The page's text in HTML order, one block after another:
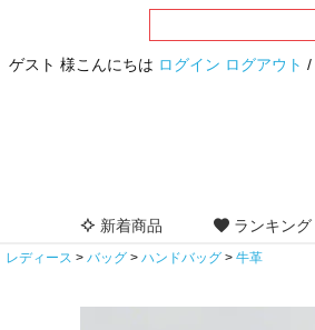
ゲスト 様こんにちは ログイン ログアウト /
新着商品 ランキング
レディース バッグ ハンドバッグ 牛革